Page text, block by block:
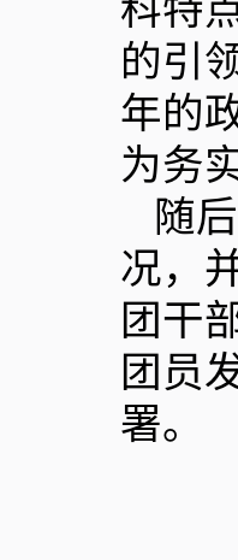
科特
的引
年的
为务
随
况，
团干
团员
署。